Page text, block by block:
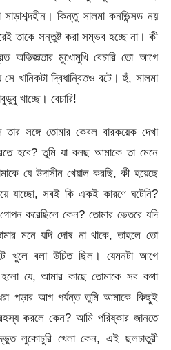
কিন্তু সালমা কনভিন্সড নয়
তাকে সন্তুষ্ট করা সম্ভব হচ্ছে না। কী
অভিজ্ঞতার মুখোমুখি বেচারি তো আগে
খানিকটা দ্বিধান্বিতও বটে। হুঁ, সালমা
খাচ্ছে। বেচারি!
সঙ্গে তোমার কেবল বারকয়েক দেখা
হবে? তুমি যা বলছ আমাকে তা মেনে
যে উদাসীন খেয়াল করছি, কী হয়েছে
যাচ্ছো, সবই কি একই কারণে ঘটেনি?
করেছিলে কেন? তোমার ভেতরে যদি
মনে যদি দোষ না থাকে, তাহলে তো
খুলে বলা উচিত ছিল। যেমনটা আগে
যে, আমার কাছে তোমাকে সব কথা
পড়ার আগ পর্যন্ত তুমি আমাকে কিছুই
করলে কেন? আমি পরিষ্কার জানতে
লুকোচুরি খেলা কেন, এই ছলচাতুরী